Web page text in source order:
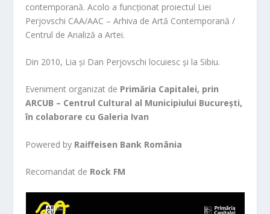
contemporană. Acolo a funcționat proiectul Liei
Perjovschi CAA/AAC – Arhiva de Artă Contemporană /
Centrul de Analiză a Artei.
Din 2010, Lia și Dan Perjovschi locuiesc și la Sibiu.
Eveniment organizat de Primăria Capitalei, prin
ARCUB – Centrul Cultural al Municipiului București,
în colaborare cu Galeria Ivan
Powered by Raiffeisen Bank România
Recomandat de Rock FM